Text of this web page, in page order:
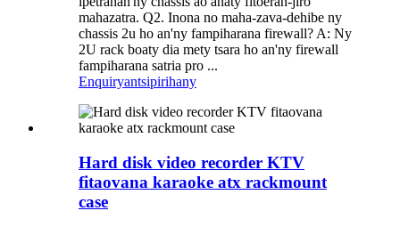
mahazatra. Q2. Inona no maha-zava-dehibe ny
chassis 2u ho an'ny fampiharana firewall? A: Ny
2U rack boaty dia mety tsara ho an'ny firewall
fampiharana satria pro ...
Enquiryantsipirihany
Hard disk video recorder KTV
fitaovana karaoke atx rackmount
case